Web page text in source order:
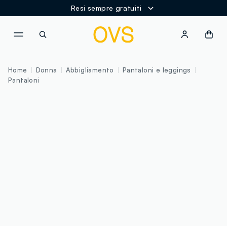
Resi sempre gratuiti
Home Donna Abbigliamento
Pantaloni e leggings
Pantaloni